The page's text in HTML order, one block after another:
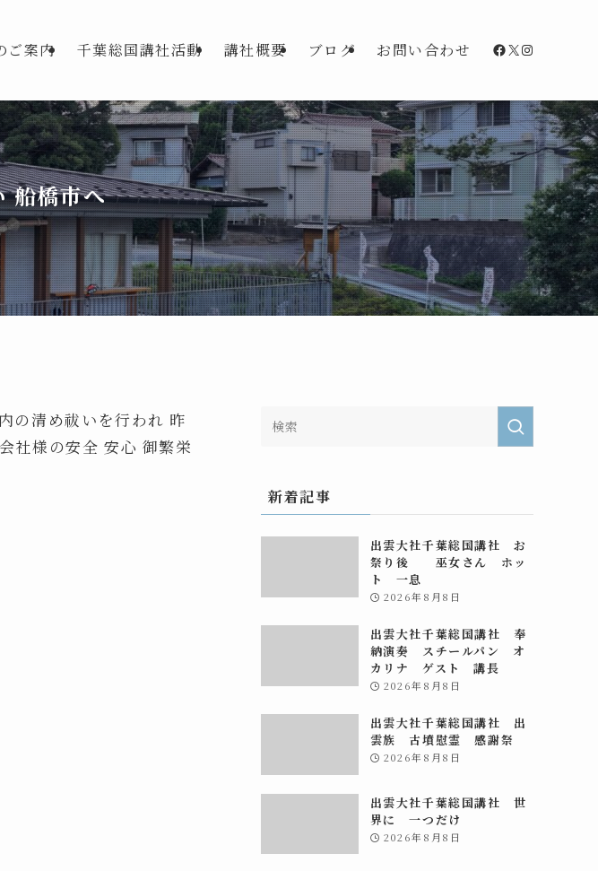
ご案内 千葉総国講社活動 講社概要 ブログ お問い合わせ Facebook
X
船橋市へ
の清め祓いを行われ 昨
社様の安全 安心 御繁栄
新着記事
出雲大社千葉総国講社 お
祭り後 巫女さん ホッ
ト 一息
2026年8月8日
出雲大社千葉総国講社 奉
納演奏 スチールパン オ
カリナ ゲスト 講長
2026年8月8日
出雲大社千葉総国講社 出
雲族 古墳慰霊 感謝祭
2026年8月8日
出雲大社千葉総国講社 世
界に 一つだけ
2026年8月8日